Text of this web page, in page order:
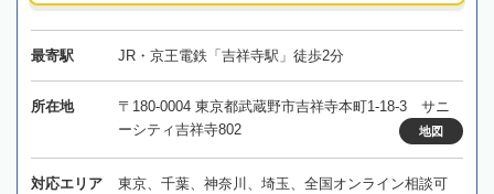
最寄駅 JR・京王電鉄「吉祥寺駅」徒歩2分
所在地
〒180-0004 東京都武蔵野市吉祥寺本町1-18-3 サニ
ーシティ吉祥寺802
地図
対応エリア 東京、千葉、神奈川、埼玉、全国オンライン相談可